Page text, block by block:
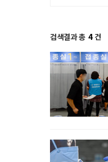
검색결과 총 4 건